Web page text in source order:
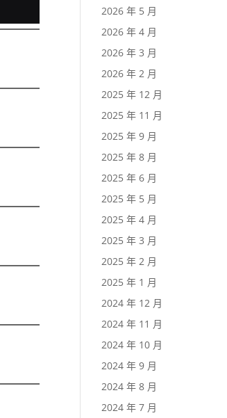
2026 年 5 月
2026 年 4 月
2026 年 3 月
2026 年 2 月
2025 年 12 月
2025 年 11 月
2025 年 9 月
2025 年 8 月
2025 年 6 月
2025 年 5 月
2025 年 4 月
2025 年 3 月
2025 年 2 月
2025 年 1 月
2024 年 12 月
2024 年 11 月
2024 年 10 月
2024 年 9 月
2024 年 8 月
2024 年 7 月